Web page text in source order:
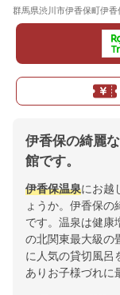
群馬県渋川市伊香保町伊香
伊香保の綺麗
館です。
伊香保温泉にお越
ょうか。伊香保
です。温泉は健康
の北関東最大級の
に人気の貸切風呂
ありお子様づれに